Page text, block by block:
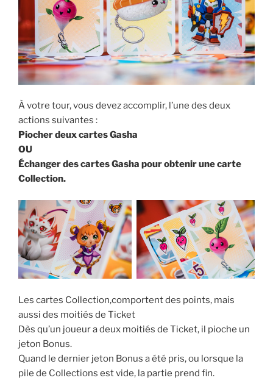
À votre tour, vous devez accomplir, l’une des deux
actions suivantes :
Piocher deux cartes Gasha
OU
Échanger des cartes Gasha pour obtenir une carte
Collection.
Les cartes Collection,comportent des points, mais
aussi des moitiés de Ticket
Dès qu’un joueur a deux moitiés de Ticket, il pioche un
jeton Bonus.
Quand le dernier jeton Bonus a été pris, ou lorsque la
pile de Collections est vide, la partie prend fin.